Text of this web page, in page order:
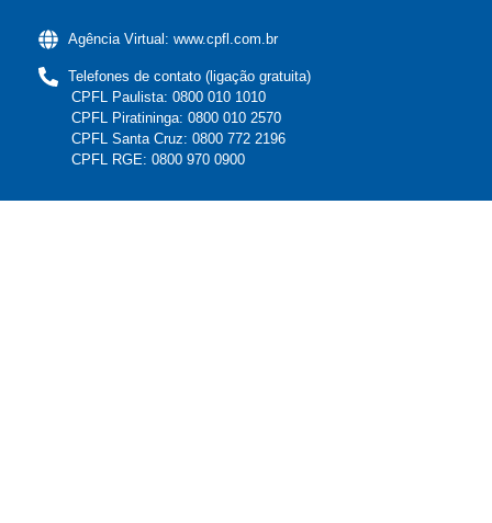
Agência Virtual: www.cpfl.com.br
Telefones de contato (ligação gratuita)
CPFL Paulista: 0800 010 1010
CPFL Piratininga: 0800 010 2570
CPFL Santa Cruz: 0800 772 2196
CPFL RGE: 0800 970 0900